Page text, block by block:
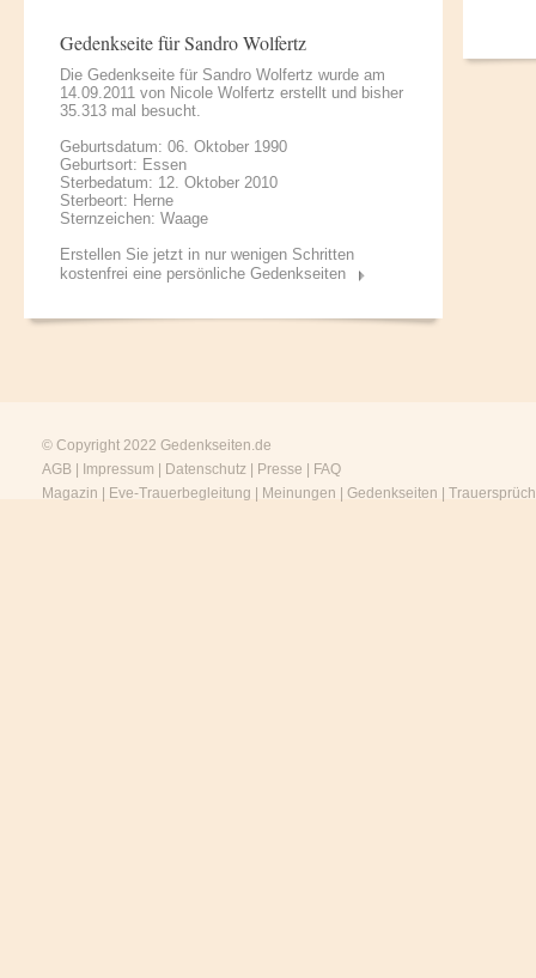
Gedenkseite für Sandro Wolfertz
Die Gedenkseite für Sandro Wolfertz wurde am
14.09.2011 von Nicole Wolfertz erstellt und bisher
35.313 mal besucht.
Geburtsdatum: 06. Oktober 1990
Geburtsort: Essen
Sterbedatum: 12. Oktober 2010
Sterbeort: Herne
Sternzeichen: Waage
Erstellen Sie jetzt in nur wenigen Schritten
kostenfrei eine persönliche Gedenkseiten
© Copyright 2022 Gedenkseiten.de
AGB
Impressum Datenschutz Presse
FAQ
Magazin
Eve-Trauerbegleitung Meinungen Gedenkseiten